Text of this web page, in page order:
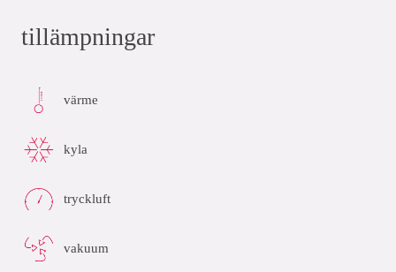
tillämpningar
värme
kyla
tryckluft
vakuum